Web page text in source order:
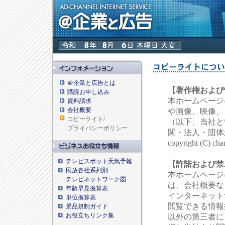
＠企業と広告とは
購読お申し込み
資料請求
会社概要
コピーライト/
プライバシーポリシー
テレビスポット天気予報
民放各社系列別
テレビネットワーク図
年齢早見換算表
単位換算表
景品規制ガイド
お役立ちリンク集
【著作権およ
本ホームペー
や画像、映像
（以下、当社
関・法人・団
copyright (C)
【許諾および
本ホームペー
は、会社概要
インターネッ
閲覧できる情
以外の第三者